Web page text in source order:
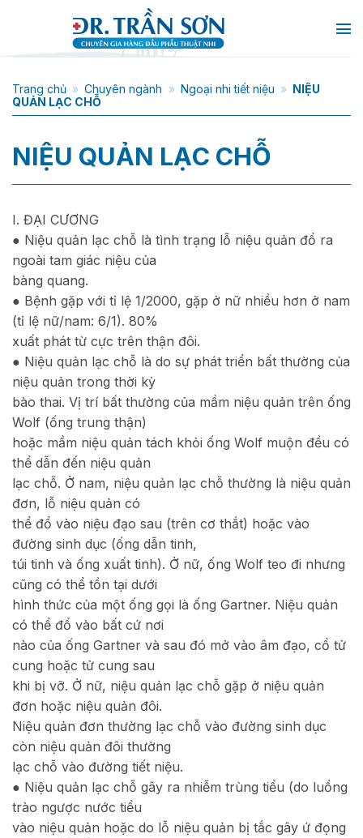
Trang chủ » Chuyên ngành » Ngoại nhi tiết niệu » NIỆU
QUẢN LẠC CHỖ
NIỆU QUẢN LẠC CHỖ
I. ĐẠI CƯƠNG
● Niệu quản lạc chỗ là tình trạng lỗ niệu quản đổ ra
ngoài tam giác niệu của
bàng quang.
● Bệnh gặp với tỉ lệ 1/2000, gặp ở nữ nhiều hơn ở nam
(tỉ lệ nữ/nam: 6/1). 80%
xuất phát từ cực trên thận đôi.
● Niệu quản lạc chỗ là do sự phát triển bất thường của
niệu quản trong thời kỳ
bào thai. Vị trí bất thường của mầm niệu quản trên ống
Wolf (ống trung thận)
hoặc mầm niệu quản tách khỏi ống Wolf muộn đều có
thể dẫn đến niệu quản
lạc chỗ. Ở nam, niệu quản lạc chỗ thường là niệu quản
đơn, lỗ niệu quản có
thể đổ vào niệu đạo sau (trên cơ thắt) hoặc vào
đường sinh dục (ống dẫn tinh,
túi tinh và ống xuất tinh). Ở nữ, ống Wolf teo đi nhưng
cũng có thể tồn tại dưới
hình thức của một ống gọi là ống Gartner. Niệu quản
có thể đổ vào bất cứ nơi
nào của ống Gartner và sau đó mở vào âm đạo, cổ tử
cung hoặc tử cung sau
khi bị vỡ. Ở nữ, niệu quản lạc chỗ gặp ở niệu quản
đơn hoặc niệu quản đôi.
Niệu quản đơn thường lạc chỗ vào đường sinh dục
còn niệu quản đôi thường
lạc chỗ vào đường tiết niệu.
● Niệu quản lạc chỗ gây ra nhiễm trùng tiểu (do luồng
trào ngược nước tiểu
vào niệu quản hoặc do lỗ niệu quản bị tắc gây ứ đọng